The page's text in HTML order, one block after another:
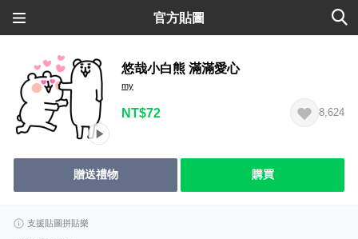
官方貼圖
悠哉小白熊 滿滿愛心
my
NT$72 8,624
贈送禮物 購買
支援貼圖拼貼樂